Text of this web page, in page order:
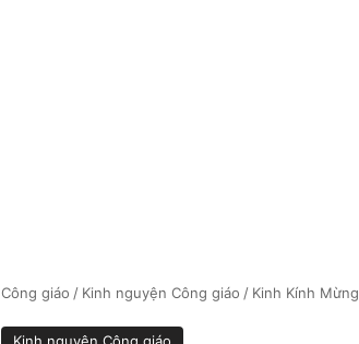
Công giáo / Kinh nguyện Công giáo / Kinh Kính Mừng